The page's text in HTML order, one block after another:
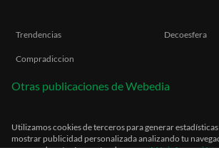
Trendencias Decoesfera
Compradiccion
Otras publicaciones de Webedia
Utilizamos cookies de terceros para generar
mostrar publicidad personalizada analizando tu